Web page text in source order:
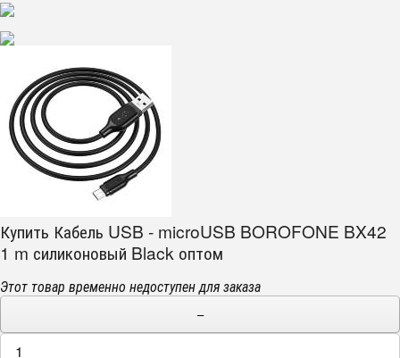
Купить Кабель USB - microUSB BOROFONE BX42
1 m силиконовый Black оптом
Этот товар временно недоступен для заказа
−